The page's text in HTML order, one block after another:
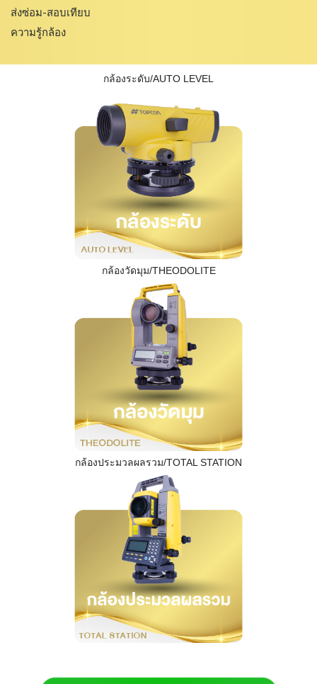
ส่งซ่อม-สอบเทียบ
ความรู้กล้อง
กล้องระดับ/AUTO LEVEL
กล้องวัดมุม/THEODOLITE
กล้องประมวลผลรวม/TOTAL STATION